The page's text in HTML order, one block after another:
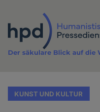
Inhalt
Der säkulare Blick auf die
KUNST UND KULTUR